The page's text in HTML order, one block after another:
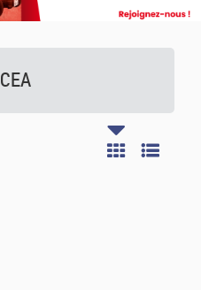
CEA